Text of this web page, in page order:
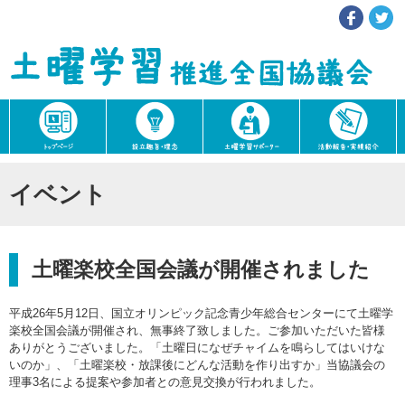
イベント
土曜楽校全国会議が開催されました
平成26年5月12日、国立オリンピック記念青少年総合センターにて土曜学
楽校全国会議が開催され、無事終了致しました。ご参加いただいた皆様
ありがとうございました。「土曜日になぜチャイムを鳴らしてはいけな
いのか」、「土曜楽校・放課後にどんな活動を作り出すか」当協議会の
理事3名による提案や参加者との意見交換が行われました。